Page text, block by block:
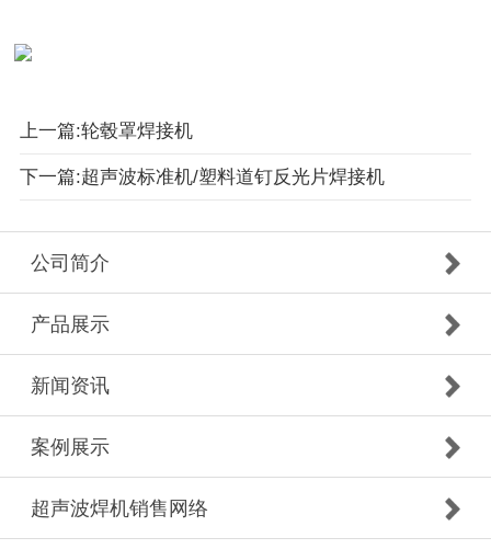
上一篇:轮毂罩焊接机
下一篇:超声波标准机/塑料道钉反光片焊接机
公司简介
产品展示
新闻资讯
案例展示
超声波焊机销售网络